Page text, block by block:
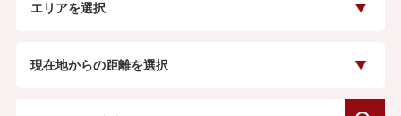
エリアを選択
現在地からの距離を選択